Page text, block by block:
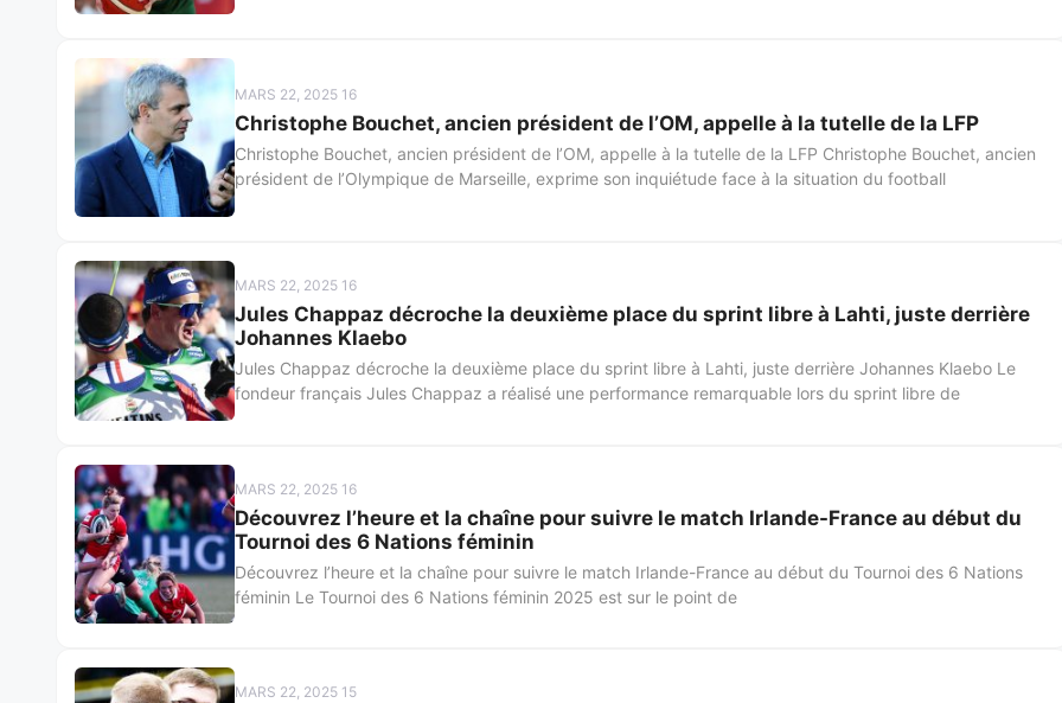
MARS 22, 2025 16
Christophe Bouchet, ancien président de l’OM, appelle à la tutelle de la LFP
Christophe Bouchet, ancien président de l’OM, appelle à la tutelle de la LFP Christophe Bouchet, ancien
président de l’Olympique de Marseille, exprime son inquiétude face à la situation du football
MARS 22, 2025 16
Jules Chappaz décroche la deuxième place du sprint libre à Lahti, juste derrière
Johannes Klaebo
Jules Chappaz décroche la deuxième place du sprint libre à Lahti, juste derrière Johannes Klaebo Le
fondeur français Jules Chappaz a réalisé une performance remarquable lors du sprint libre de
MARS 22, 2025 16
Découvrez l’heure et la chaîne pour suivre le match Irlande-France au début du
Tournoi des 6 Nations féminin
Découvrez l’heure et la chaîne pour suivre le match Irlande-France au début du Tournoi des 6 Nations
féminin Le Tournoi des 6 Nations féminin 2025 est sur le point de
MARS 22, 2025 15